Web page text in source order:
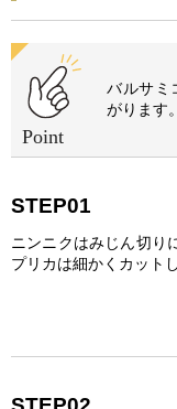
バルサミ
がります。
STEP01
ニンニクはみじん切り
プリカは細かくカット